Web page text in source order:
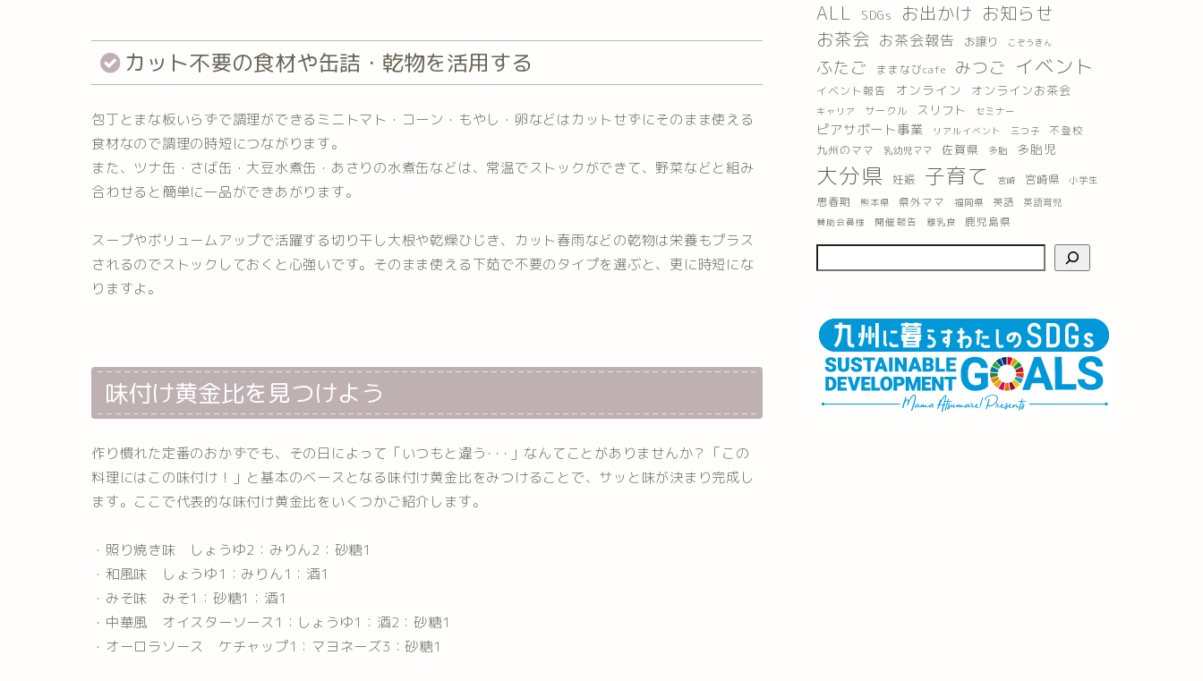
カット不要の食材や缶詰・乾物を活用する
包丁とまな板いらずで調理ができるミニトマト・コーン・もやし・卵などはカットせずにそのまま使える
食材なので調理の時短につながります。
また、ツナ缶・さば缶・大豆水煮缶・あさりの水煮缶などは、常温でストックができて、野菜などと組み
合わせると簡単に一品ができあがります。
スープやボリュームアップで活躍する切り干し大根や乾燥ひじき、カット春雨などの乾物は栄養もプラス
されるのでストックしておくと心強いです。そのまま使える下茹で不要のタイプを選ぶと、更に時短にな
りますよ。
味付け黄金比を見つけよう
作り慣れた定番のおかずでも、その日によって「いつもと違う･･･」なんてことがありませんか？「この
料理にはこの味付け！」と基本のベースとなる味付け黄金比をみつけることで、サッと味が決まり完成し
ます。ここで代表的な味付け黄金比をいくつかご紹介します。
・照り焼き味 しょうゆ2：みりん2：砂糖1
・和風味 しょうゆ1：みりん1：酒1
・みそ味 みそ1：砂糖1：酒1
・中華風 オイスターソース1：しょうゆ1：酒2：砂糖1
・オーロラソース ケチャップ1：マヨネーズ3：砂糖1
ALL SDGs お出かけ お知らせ
お茶会 お茶会報告 お譲り こぞうきん
ふたご ままなびcafe みつご イベント
イベント報告 オンライン オンラインお茶会
キャリア サークル スリフト セミナー
ピアサポート事業 リアルイベント 三つ子 不登校
九州のママ 乳幼児ママ 佐賀県 多胎 多胎児
大分県 妊娠 子育て 宮崎 宮崎県 小学生
思春期 熊本県 県外ママ 福岡県 英語 英語育児
賛助会員様 開催報告 離乳食 鹿児島県